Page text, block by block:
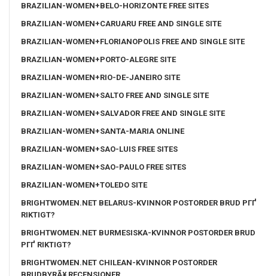
BRAZILIAN-WOMEN+BELO-HORIZONTE FREE SITES
BRAZILIAN-WOMEN+CARUARU FREE AND SINGLE SITE
BRAZILIAN-WOMEN+FLORIANOPOLIS FREE AND SINGLE SITE
BRAZILIAN-WOMEN+PORTO-ALEGRE SITE
BRAZILIAN-WOMEN+RIO-DE-JANEIRO SITE
BRAZILIAN-WOMEN+SALTO FREE AND SINGLE SITE
BRAZILIAN-WOMEN+SALVADOR FREE AND SINGLE SITE
BRAZILIAN-WOMEN+SANTA-MARIA ONLINE
BRAZILIAN-WOMEN+SAO-LUIS FREE SITES
BRAZILIAN-WOMEN+SAO-PAULO FREE SITES
BRAZILIAN-WOMEN+TOLEDO SITE
BRIGHTWOMEN.NET BELARUS-KVINNOR POSTORDER BRUD PГҐ
RIKTIGT?
BRIGHTWOMEN.NET BURMESISKA-KVINNOR POSTORDER BRUD
PГҐ RIKTIGT?
BRIGHTWOMEN.NET CHILEAN-KVINNOR POSTORDER
BRUDBYRÃ¥ RECENSIONER